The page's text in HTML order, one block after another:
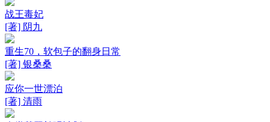
战王毒妃
[著] 阴九
重生70，软包子的翻身日常
[著] 银桑桑
应你一世漂泊
[著] 清雨